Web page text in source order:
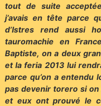
tout de suite
j’avais en tête parce
d’Istres rend aussi
tauromachie en
Baptiste, on a deux
et la feria 2013 lui
parce qu’on a entendu
pas devenir torero si on
et eux ont prouvé le